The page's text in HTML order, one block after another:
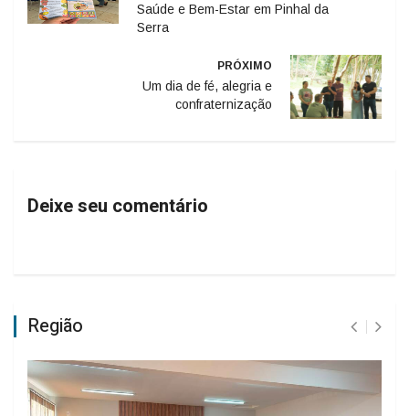
Saúde e Bem-Estar em Pinhal da
Serra
PRÓXIMO
Um dia de fé, alegria e
confraternização
Deixe seu comentário
Região